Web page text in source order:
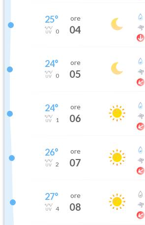
25°
0
ore
04
24°
0
ore
05
24°
1
ore
06
26°
2
ore
07
27°
4
ore
08